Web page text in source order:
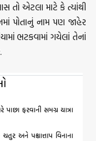
તો એટલા માટે કે ત્યાંથી
પોતાનું નામ પણ જાહેર
ભટકવામાં ગયેલાં તેનાં